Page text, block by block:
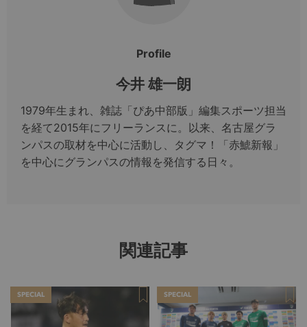
Profile
今井 雄一朗
1979年生まれ、雑誌「ぴあ中部版」編集スポーツ担当
を経て2015年にフリーランスに。以来、名古屋グラ
ンパスの取材を中心に活動し、タグマ！「赤鯱新報」
を中心にグランパスの情報を発信する日々。
関連記事
SPECIAL SPECIAL